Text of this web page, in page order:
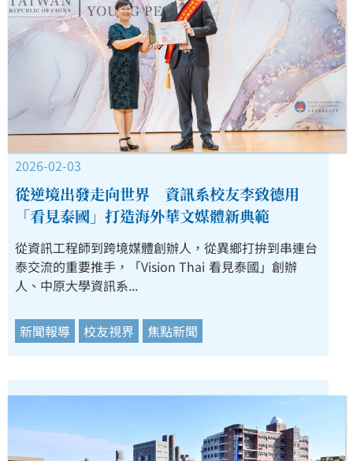
2026-02-03
從逆境出發走向世界 資訊系校友李致德用
「看見泰國」打造海外華文媒體新典範
從資訊工程師到跨境媒體創辦人，從異鄉打拚到串連台
泰交流的重要推手，「Vision Thai 看見泰國」創辦
人、中原大學資訊系...
新聞報導 校友視界 焦點新聞